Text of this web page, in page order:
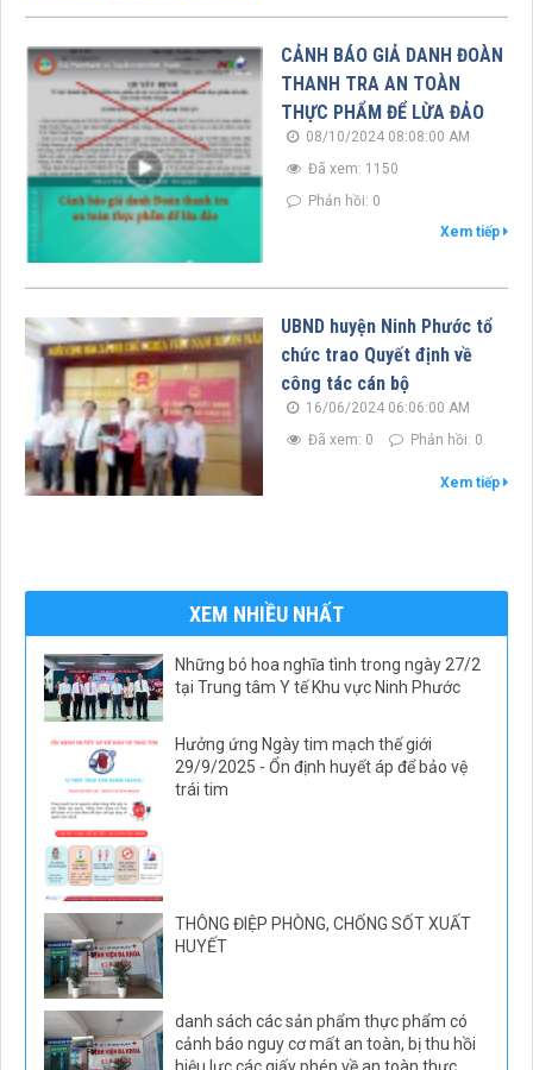
CẢNH BÁO GIẢ DANH ĐOÀN
THANH TRA AN TOÀN
THỰC PHẨM ĐỂ LỪA ĐẢO
08/10/2024 08:08:00 AM
Đã xem: 1150
Phản hồi: 0
Xem tiếp
UBND huyện Ninh Phước tổ
chức trao Quyết định về
công tác cán bộ
16/06/2024 06:06:00 AM
Đã xem: 0
Phản hồi: 0
Xem tiếp
XEM NHIỀU NHẤT
Những bó hoa nghĩa tình trong ngày 27/2
tại Trung tâm Y tế Khu vực Ninh Phước
Hưởng ứng Ngày tim mạch thế giới
29/9/2025 - Ổn định huyết áp để bảo vệ
trái tim
THÔNG ĐIỆP PHÒNG, CHỐNG SỐT XUẤT
HUYẾT
danh sách các sản phẩm thực phẩm có
cảnh báo nguy cơ mất an toàn, bị thu hồi
hiệu lực các giấy phép về an toàn thực